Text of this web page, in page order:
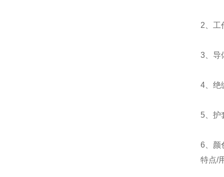
2、
3、导
4、绝
5、护
6、颜
特点/